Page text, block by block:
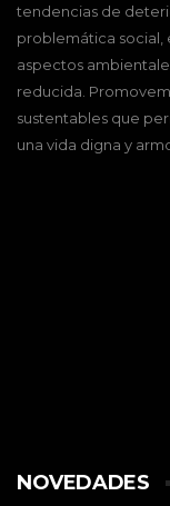
tendencias de
problemática social,
aspectos
reducida.
sustentables que
una vida digna y
NOVEDADES